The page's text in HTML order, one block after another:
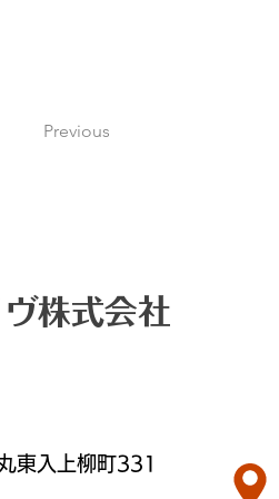
Previous
株式会社
東入上柳町331